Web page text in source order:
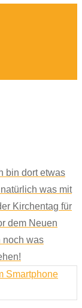
bin dort etwas
was mit
Kirchentag für
dem Neuen
noch was